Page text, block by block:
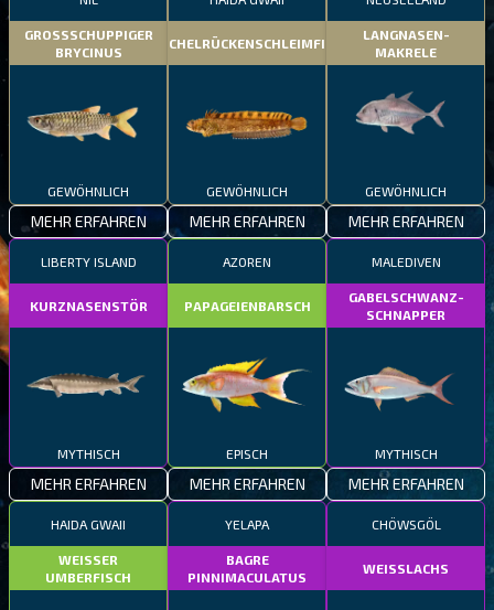
GROSSSCHUPPIGER
BRYCINUS
GEWÖHNLICH
MEHR ERFAHREN
STACHELRÜCKENSCHLEIMFISCH
GEWÖHNLICH
MEHR ERFAHREN
LANGNASEN-
MAKRELE
GEWÖHNLICH
MEHR ERFAHREN
LIBERTY ISLAND
KURZNASENSTÖR
MYTHISCH
MEHR ERFAHREN
AZOREN
PAPAGEIENBARSCH
EPISCH
MEHR ERFAHREN
MALEDIVEN
GABELSCHWANZ-
SCHNAPPER
MYTHISCH
MEHR ERFAHREN
HAIDA GWAII
WEISSER
UMBERFISCH
YELAPA
BAGRE
PINNIMACULATUS
CHÖWSGÖL
WEISSLACHS